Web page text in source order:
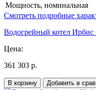
Мощность, номинальная
Смотреть подробные
Водогрейный котел
Цена:
361 303 р.
В корзину Добавить в